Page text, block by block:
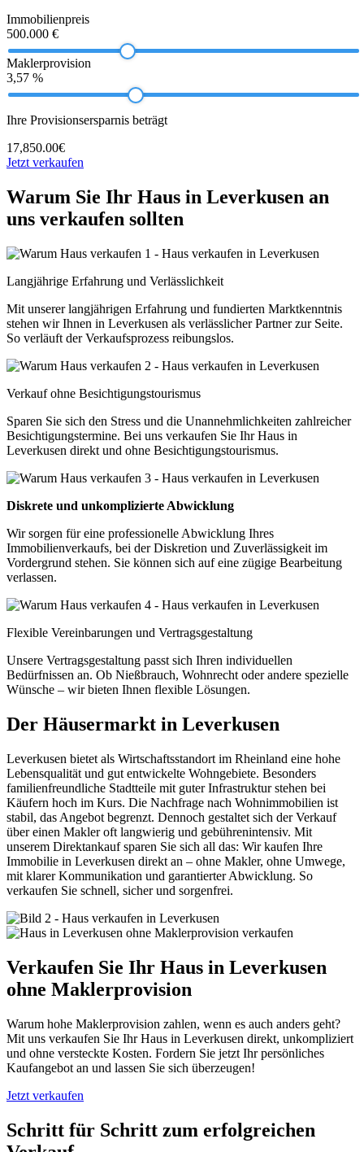
Immobilienpreis
500.000 €
Maklerprovision
3,57 %
Ihre Provisionsersparnis beträgt
17,850.00€
Jetzt verkaufen
Warum Sie Ihr Haus in Leverkusen an
uns verkaufen sollten
Langjährige Erfahrung und Verlässlichkeit
Mit unserer langjährigen Erfahrung und fundierten Marktkenntnis
stehen wir Ihnen in Leverkusen als verlässlicher Partner zur Seite.
So verläuft der Verkaufsprozess reibungslos.
Verkauf ohne Besichtigungstourismus
Sparen Sie sich den Stress und die Unannehmlichkeiten zahlreicher
Besichtigungstermine. Bei uns verkaufen Sie Ihr Haus in
Leverkusen direkt und ohne Besichtigungstourismus.
Diskrete und unkomplizierte Abwicklung
Wir sorgen für eine professionelle Abwicklung Ihres
Immobilienverkaufs, bei der Diskretion und Zuverlässigkeit im
Vordergrund stehen. Sie können sich auf eine zügige Bearbeitung
verlassen.
Flexible Vereinbarungen und Vertragsgestaltung
Unsere Vertragsgestaltung passt sich Ihren individuellen
Bedürfnissen an. Ob Nießbrauch, Wohnrecht oder andere spezielle
Wünsche – wir bieten Ihnen flexible Lösungen.
Der Häusermarkt in Leverkusen
Leverkusen bietet als Wirtschaftsstandort im Rheinland eine hohe
Lebensqualität und gut entwickelte Wohngebiete. Besonders
familienfreundliche Stadtteile mit guter Infrastruktur stehen bei
Käufern hoch im Kurs. Die Nachfrage nach Wohnimmobilien ist
stabil, das Angebot begrenzt. Dennoch gestaltet sich der Verkauf
über einen Makler oft langwierig und gebührenintensiv. Mit
unserem Direktankauf sparen Sie sich all das: Wir kaufen Ihre
Immobilie in Leverkusen direkt an – ohne Makler, ohne Umwege,
mit klarer Kommunikation und garantierter Abwicklung. So
verkaufen Sie schnell, sicher und sorgenfrei.
Verkaufen Sie Ihr Haus in Leverkusen
ohne Maklerprovision
Warum hohe Maklerprovision zahlen, wenn es auch anders geht?
Mit uns verkaufen Sie Ihr Haus in Leverkusen direkt, unkompliziert
und ohne versteckte Kosten. Fordern Sie jetzt Ihr persönliches
Kaufangebot an und lassen Sie sich überzeugen!
Jetzt verkaufen
Schritt für Schritt zum erfolgreichen